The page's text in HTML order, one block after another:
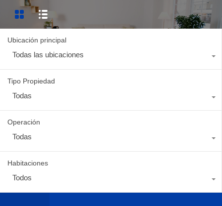
Ubicación principal
Todas las ubicaciones
Tipo Propiedad
Todas
Operación
Todas
Habitaciones
Todos